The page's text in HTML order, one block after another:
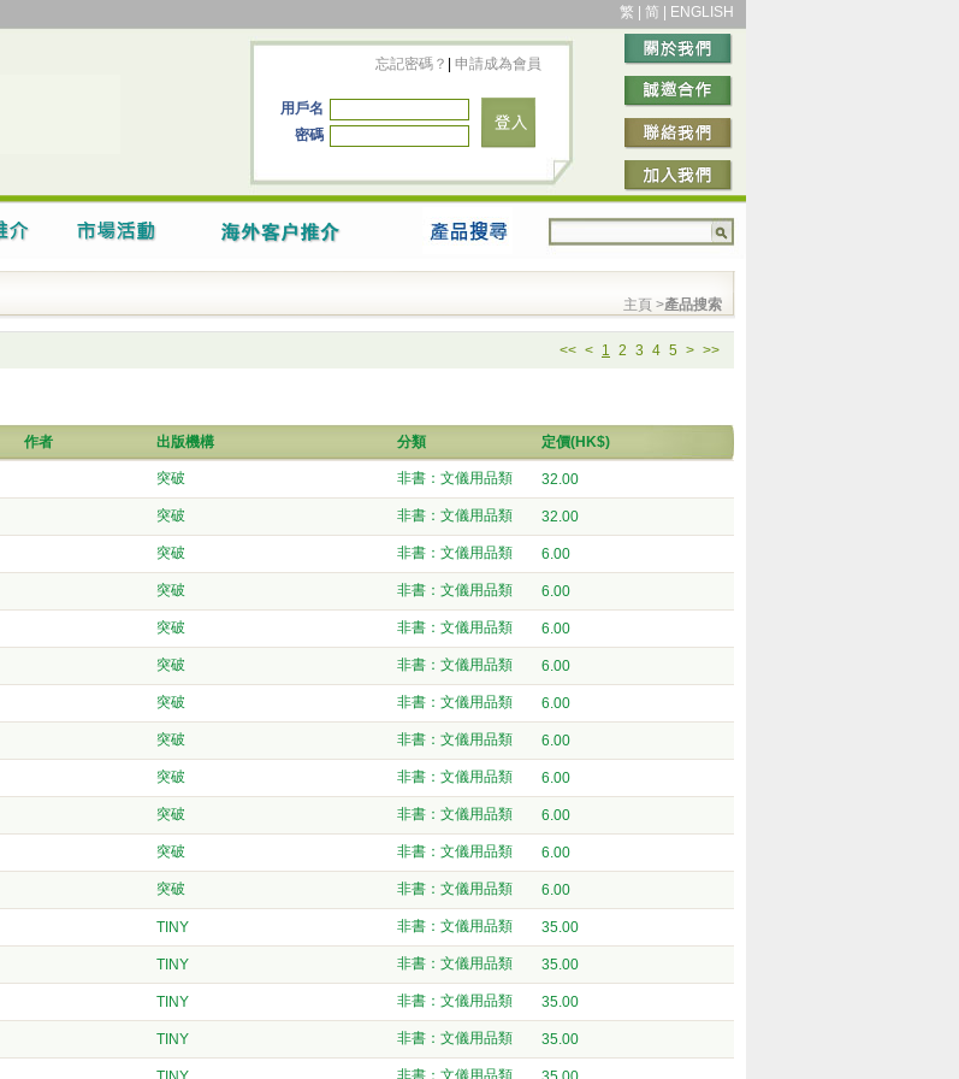
繁 简 ENGLISH
忘記密碼？ 申請成為會員
用戶名
密碼
主頁 >產品搜索
<< < 1 2 3 4 5 > >>
作者 出版機構 分類 定價(HK$)
突破 非書：文儀用品類 32.00
突破 非書：文儀用品類 32.00
突破 非書：文儀用品類 6.00
突破 非書：文儀用品類 6.00
突破 非書：文儀用品類 6.00
突破 非書：文儀用品類 6.00
突破 非書：文儀用品類 6.00
突破 非書：文儀用品類 6.00
突破 非書：文儀用品類 6.00
突破 非書：文儀用品類 6.00
突破 非書：文儀用品類 6.00
突破 非書：文儀用品類 6.00
TINY 非書：文儀用品類 35.00
TINY 非書：文儀用品類 35.00
TINY 非書：文儀用品類 35.00
TINY 非書：文儀用品類 35.00
非書：文儀用品類